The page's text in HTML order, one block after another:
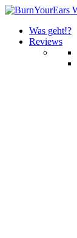
Was geht!?
Reviews